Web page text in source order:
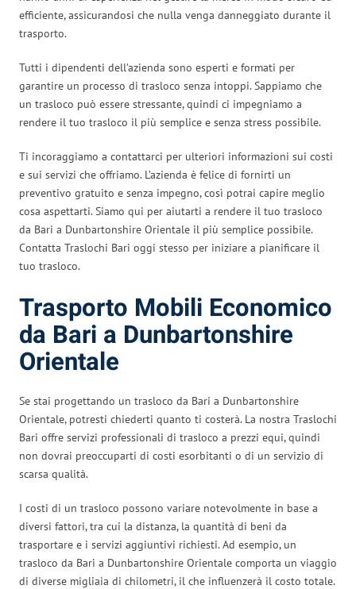
efficiente, assicurandosi che nulla venga danneggiato durante il
trasporto.
Tutti i dipendenti dell’azienda sono esperti e formati per
garantire un processo di trasloco senza intoppi. Sappiamo che
un trasloco può essere stressante, quindi ci impegniamo a
rendere il tuo trasloco il più semplice e senza stress possibile.
Ti incoraggiamo a contattarci per ulteriori informazioni sui costi
e sui servizi che offriamo. L’azienda è felice di fornirti un
preventivo gratuito e senza impegno, così potrai capire meglio
cosa aspettarti. Siamo qui per aiutarti a rendere il tuo trasloco
da Bari a Dunbartonshire Orientale il più semplice possibile.
Contatta Traslochi Bari oggi stesso per iniziare a pianificare il
tuo trasloco.
Trasporto Mobili Economico
da Bari a Dunbartonshire
Orientale
Se stai progettando un trasloco da Bari a Dunbartonshire
Orientale, potresti chiederti quanto ti costerà. La nostra Traslochi
Bari offre servizi professionali di trasloco a prezzi equi, quindi
non dovrai preoccuparti di costi esorbitanti o di un servizio di
scarsa qualità.
I costi di un trasloco possono variare notevolmente in base a
diversi fattori, tra cui la distanza, la quantità di beni da
trasportare e i servizi aggiuntivi richiesti. Ad esempio, un
trasloco da Bari a Dunbartonshire Orientale comporta un viaggio
di diverse migliaia di chilometri, il che influenzerà il costo totale.